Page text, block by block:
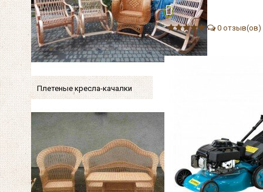
Плетеные кресла-качалки
0 отзыв(ов)